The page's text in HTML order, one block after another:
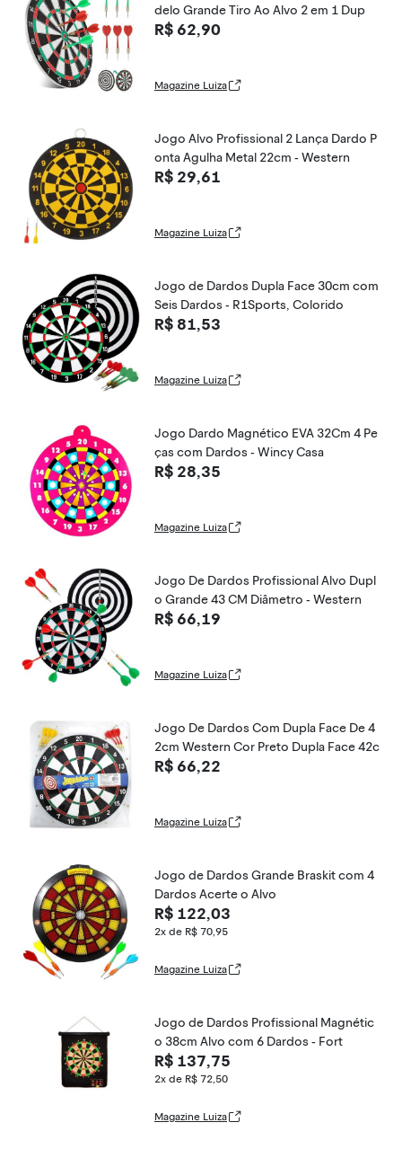
delo Grande Tiro Ao Alvo 2 em 1 Dup
R$ 62,90
Magazine Luiza
Jogo Alvo Profissional 2 Lança Dardo P
onta Agulha Metal 22cm - Western
R$ 29,61
Magazine Luiza
Jogo de Dardos Dupla Face 30cm com
Seis Dardos - R1Sports, Colorido
R$ 81,53
Magazine Luiza
Jogo Dardo Magnético EVA 32Cm 4 Pe
ças com Dardos - Wincy Casa
R$ 28,35
Magazine Luiza
Jogo De Dardos Profissional Alvo Dupl
o Grande 43 CM Diâmetro - Western
R$ 66,19
Magazine Luiza
Jogo De Dardos Com Dupla Face De 4
2cm Western Cor Preto Dupla Face 42c
R$ 66,22
Magazine Luiza
Jogo de Dardos Grande Braskit com 4
Dardos Acerte o Alvo
R$ 122,03
2x de R$ 70,95
Magazine Luiza
Jogo de Dardos Profissional Magnétic
o 38cm Alvo com 6 Dardos - Fort
R$ 137,75
2x de R$ 72,50
Magazine Luiza